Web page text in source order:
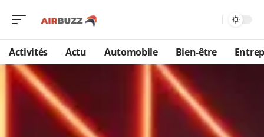
Activités Actu Automobile Bien-être